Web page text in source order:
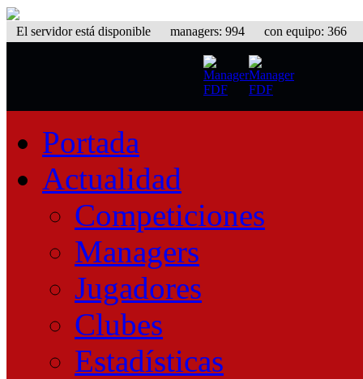
El servidor está disponible managers: 994 con equipo: 366
Portada
Actualidad
Competiciones
Managers
Jugadores
Clubes
Estadísticas